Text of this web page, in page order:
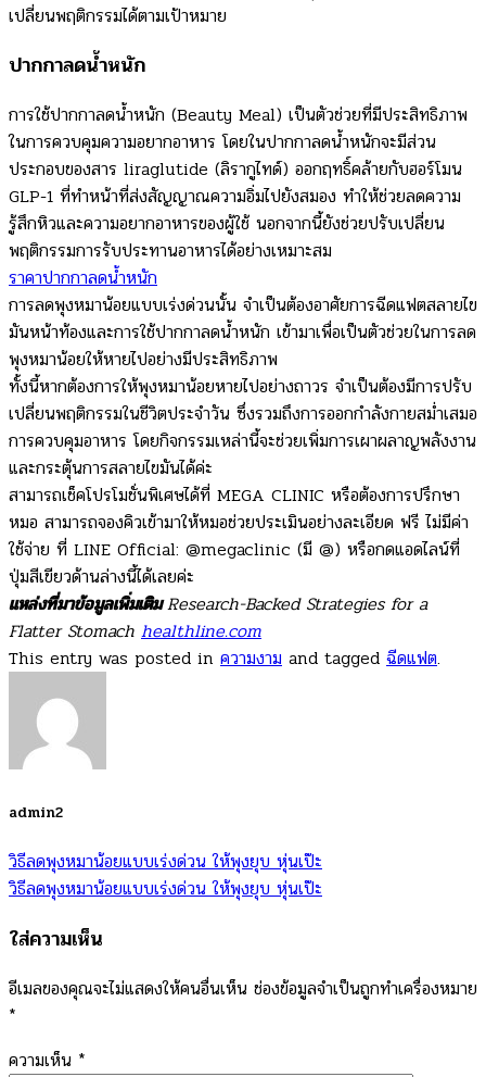
เปลี่ยนพฤติกรรมได้ตามเป้าหมาย
ปากกาลดน้ำหนัก
การใช้ปากกาลดน้ำหนัก (Beauty Meal) เป็นตัวช่วยที่มีประสิทธิภาพ
ในการควบคุมความอยากอาหาร โดยในปากกาลดน้ำหนักจะมีส่วน
ประกอบของสาร liraglutide (ลิรากูไทด์) ออกฤทธิ์คล้ายกับฮอร์โมน
GLP-1 ที่ทำหน้าที่ส่งสัญญาณความอิ่มไปยังสมอง ทำให้ช่วยลดความ
รู้สึกหิวและความอยากอาหารของผู้ใช้ นอกจากนี้ยังช่วยปรับเปลี่ยน
พฤติกรรมการรับประทานอาหารได้อย่างเหมาะสม
ราคาปากกาลดน้ำหนัก
การลดพุงหมาน้อยแบบเร่งด่วนนั้น จำเป็นต้องอาศัยการฉีดแฟตสลายไข
มันหน้าท้องและการใช้ปากกาลดน้ำหนัก เข้ามาเพื่อเป็นตัวช่วยในการลด
พุงหมาน้อยให้หายไปอย่างมีประสิทธิภาพ
ทั้งนี้หากต้องการให้พุงหมาน้อยหายไปอย่างถาวร จำเป็นต้องมีการปรับ
เปลี่ยนพฤติกรรมในชีวิตประจำวัน ซึ่งรวมถึงการออกกำลังกายสม่ำเสมอ
การควบคุมอาหาร โดยกิจกรรมเหล่านี้จะช่วยเพิ่มการเผาผลาญพลังงาน
และกระตุ้นการสลายไขมันได้ค่ะ
สามารถเช็คโปรโมชั่นพิเศษได้ที่ MEGA CLINIC หรือต้องการปรึกษา
หมอ สามารถจองคิวเข้ามาให้หมอช่วยประเมินอย่างละเอียด ฟรี ไม่มีค่า
ใช้จ่าย ที่ LINE Official: @megaclinic (มี @) หรือกดแอดไลน์ที่
ปุ่มสีเขียวด้านล่างนี้ได้เลยค่ะ
แหล่งที่มาข้อมูลเพิ่มเติมResearch-Backed Strategies for a
Flatter Stomach healthline.com
This entry was posted in ความงาม and tagged ฉีดแฟต.
admin2
วิธีลดพุงหมาน้อยแบบเร่งด่วน ให้พุงยุบ หุ่นเป๊ะ
วิธีลดพุงหมาน้อยแบบเร่งด่วน ให้พุงยุบ หุ่นเป๊ะ
ใส่ความเห็น
อีเมลของคุณจะไม่แสดงให้คนอื่นเห็น ช่องข้อมูลจำเป็นถูกทำเครื่องหมาย
*
ความเห็น *